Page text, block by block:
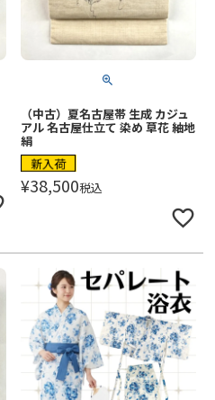
（中古）夏名古屋帯 生成 カジュ
アル 名古屋仕立て 染め 草花 紬地
絹
新入荷
¥38,500税込